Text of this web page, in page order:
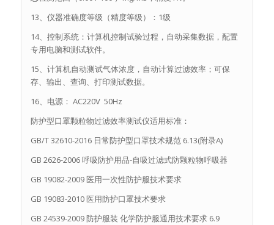
13、仪器准确度等级（精度等级）：1级
14、控制系统：计算机控制试验过程，自动采集数据，配置
专用电脑和测试软件。
15、计算机自动测试气体浓度，自动计算过滤效率；可保
存、输出、查询、打印测试数据。
16、电源： AC220V 50Hz
防护型口罩颗粒物过滤效率测试仪适用标准：
GB/T 32610-2016 日常防护型口罩技术规范 6.13(附录A)
GB 2626-2006 呼吸防护用品-自吸过滤式防颗粒物呼吸器
GB 19082-2009 医用一次性防护服技术要求
GB 19083-2010 医用防护口罩技术要求
GB 24539-2009 防护服装 化学防护服通用技术要求 6.9